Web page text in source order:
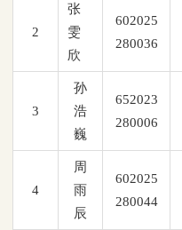
2
张
雯
欣
602025
280036
3
孙
浩
巍
652023
280006
4
周
雨
辰
602025
280044